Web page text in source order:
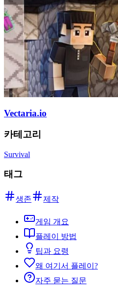
Vectaria.io
카테고리
Survival
태그
생존 제작
게임 개요
플레이 방법
팁과 요령
왜 여기서 플레이?
자주 묻는 질문